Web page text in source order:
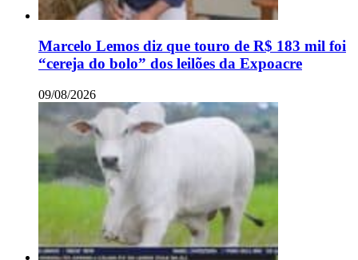
Marcelo Lemos diz que touro de R$ 183 mil foi
“cereja do bolo” dos leilões da Expoacre
09/08/2026